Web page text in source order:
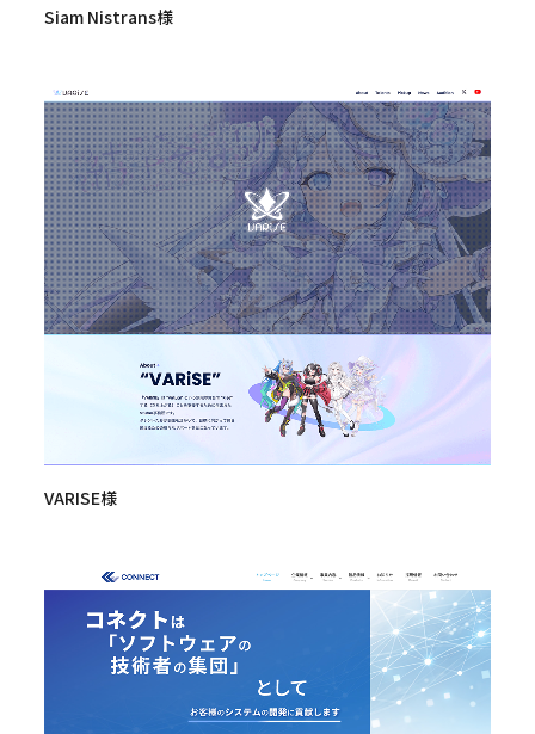
Siam Nistrans様
VARISE様